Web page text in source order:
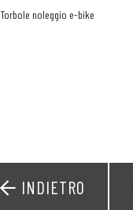
Torbole noleggio e-bike
INDIETRO